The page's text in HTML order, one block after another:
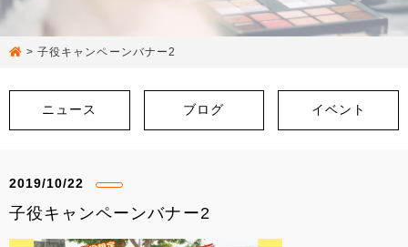
>子役キャンペーンバナー2
ニュース ブログ イベント
2019/10/22
子役キャンペーンバナー2